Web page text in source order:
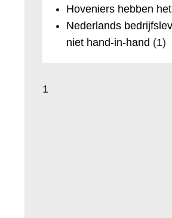
Hoveniers hebben
Nederlands
niet hand-in-hand (1)
1